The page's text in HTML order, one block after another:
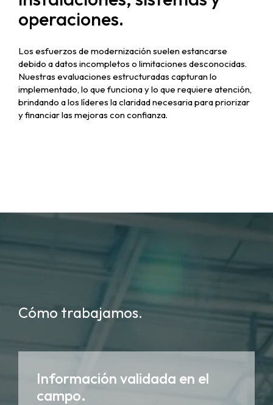
operaciones.
Los esfuerzos de modernización suelen estancarse
debido a datos incompletos o limitaciones desconocidas.
Nuestras evaluaciones estructuradas capturan lo
implementado, lo que funciona y lo que requiere atención,
brindando a los líderes la claridad necesaria para priorizar
y financiar las mejoras con confianza.
Cómo trabajamos.
Información validada en el
campo.